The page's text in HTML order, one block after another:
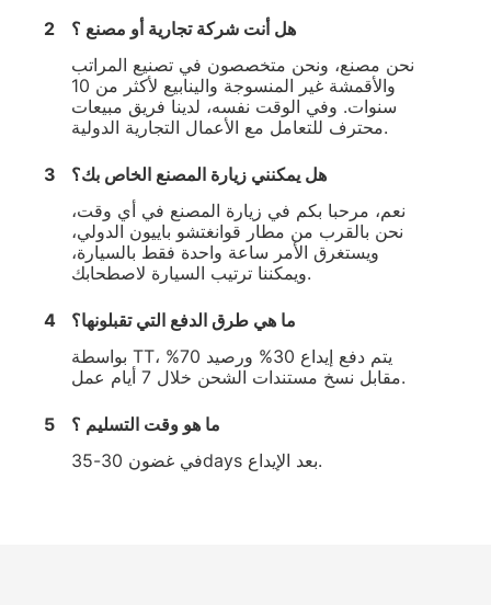
2
هل أنت شركة تجارية أو مصنع ؟
نحن مصنع، ونحن متخصصون في تصنيع المراتب
والأقمشة غير المنسوجة والينابيع لأكثر من 10
سنوات. وفي الوقت نفسه، لدينا فريق مبيعات
محترف للتعامل مع الأعمال التجارية الدولية.
3
هل يمكنني زيارة المصنع الخاص بك؟
نعم، مرحبا بكم في زيارة المصنع في أي وقت،
نحن بالقرب من مطار قوانغتشو باييون الدولي،
ويستغرق الأمر ساعة واحدة فقط بالسيارة،
ويمكننا ترتيب السيارة لاصطحابك.
4
ما هي طرق الدفع التي تقبلونها؟
بواسطة TT، يتم دفع إيداع 30% ورصيد 70%
مقابل نسخ مستندات الشحن خلال 7 أيام عمل.
5
ما هو وقت التسليم ؟
في غضون 30-35days بعد الإيداع.